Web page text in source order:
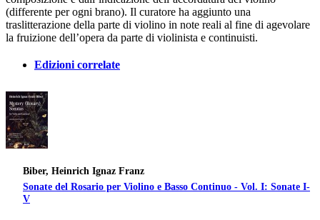
(differente per ogni brano). Il curatore ha aggiunto una
traslitterazione della parte di violino in note reali al fine di agevolare
la fruizione dell’opera da parte di violinista e continuisti.
Edizioni correlate
Biber, Heinrich Ignaz Franz
Sonate del Rosario per Violino e Basso Continuo - Vol. I: Sonate I-
V